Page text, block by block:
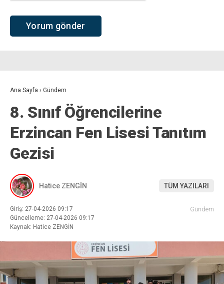
Ana Sayfa › Gündem
8. Sınıf Öğrencilerine
Erzincan Fen Lisesi Tanıtım
Gezisi
Hatice ZENGİN TÜM YAZILARI
Giriş: 27-04-2026 09:17
Güncelleme: 27-04-2026 09:17
Kaynak: Hatice ZENGİN
Gündem